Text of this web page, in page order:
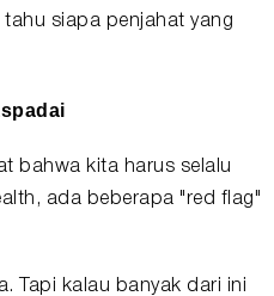
siapa penjahat yang
bahwa kita harus selalu
ada beberapa "red flag"
Tapi kalau banyak dari ini